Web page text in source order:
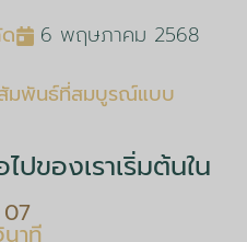
6 พฤษภาคม 2568
มพันธ์ที่สมบูรณ์แบบ
ของเราเริ่มต้นใน
06
าที